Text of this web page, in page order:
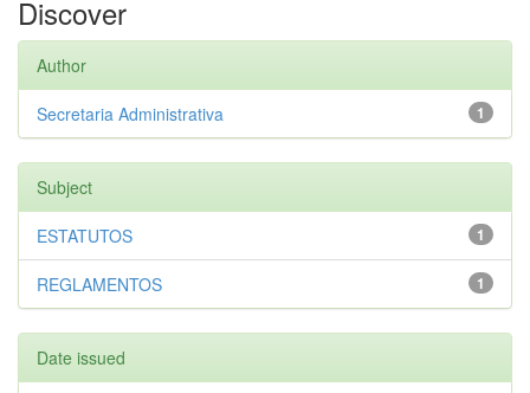
Discover
Author
1
Secretaria Administrativa
Subject
1
ESTATUTOS
1
REGLAMENTOS
Date issued